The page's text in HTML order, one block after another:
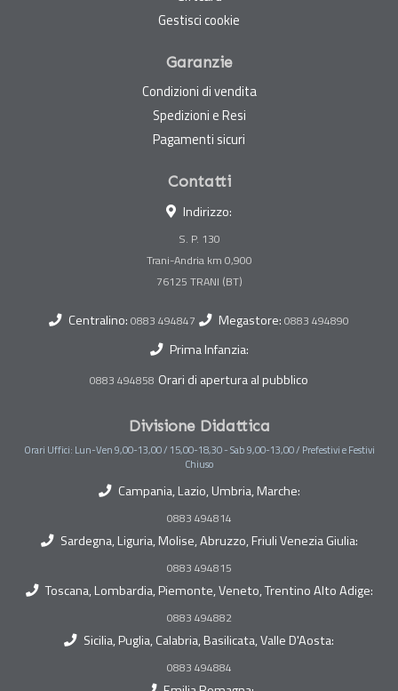
Gestisci cookie
Garanzie
Condizioni di vendita
Spedizioni e Resi
Pagamenti sicuri
Contatti
Indirizzo:
S. P. 130
Trani-Andria km 0,900
Centralino: 0883 494847 Megastore: 0883 494890
Prima Infanzia:
0883 494858 Orari di apertura al pubblico
Divisione Didattica
Orari Uffici: Lun-Ven 9,00-13,00 / 15,00-18,30 - Sab 9,00-13,00 / Prefestivi e Festivi
Chiuso
Campania, Lazio, Umbria, Marche:
0883 494814
Sardegna, Liguria, Molise, Abruzzo, Friuli Venezia Giulia:
0883 494815
Toscana, Lombardia, Piemonte, Veneto, Trentino Alto Adige:
0883 494882
Sicilia, Puglia, Calabria, Basilicata, Valle D'Aosta:
0883 494884